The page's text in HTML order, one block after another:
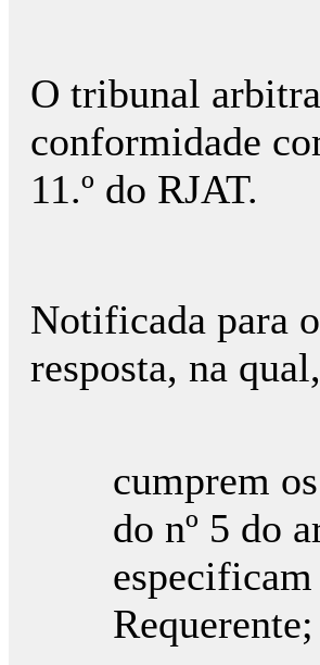
O tribunal
conformidade
11.º do RJAT.
Notificada para
resposta, na
cumprem
do nº 5 do
Requerente;